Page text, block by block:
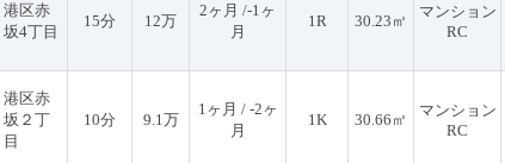
港区赤
坂4丁目
15分 12万
2ヶ月 /-1ヶ
月
1R 30.23㎡
マンション
RC
港区赤
坂２丁
目
10分 9.1万
1ヶ月 / -2ヶ
月
1K 30.66㎡
マンション
RC